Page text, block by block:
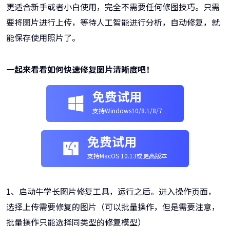
更适合新手或者小白使用，完全不需要任何修图技巧。只需
要将图片进行上传，等待人工智能进行分析，自动修复，就
能保存使用照片了。
一起来看看如何快速修复图片清晰度吧！
免费试用
支持Windows10/8.1/8/7
免费试用
支持MacOS 10.13或更高版本
1、启动牛学长图片修复工具，运行之后。进入操作页面，
选择上传需要修复的图片（可以批量操作，但是需要注意，
批量操作只能选择同类型的修复模型）